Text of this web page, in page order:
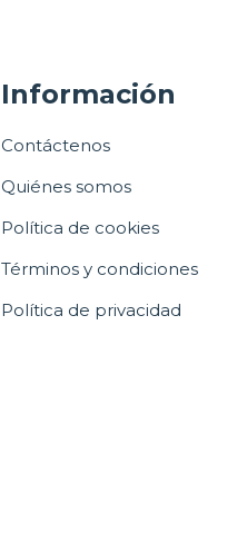
Información
Contáctenos
Quiénes somos
Política de cookies
Términos y condiciones
Política de privacidad